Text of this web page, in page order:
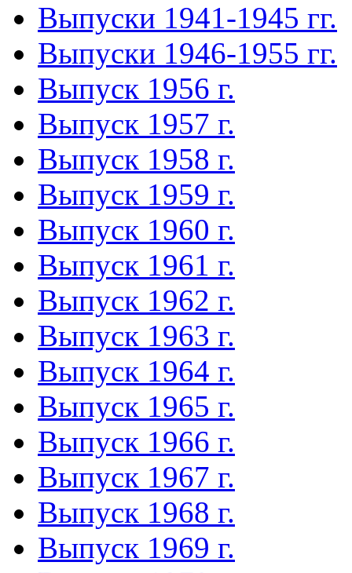
Выпуски 1941-1945 гг.
Выпуски 1946-1955 гг.
Выпуск 1956 г.
Выпуск 1957 г.
Выпуск 1958 г.
Выпуск 1959 г.
Выпуск 1960 г.
Выпуск 1961 г.
Выпуск 1962 г.
Выпуск 1963 г.
Выпуск 1964 г.
Выпуск 1965 г.
Выпуск 1966 г.
Выпуск 1967 г.
Выпуск 1968 г.
Выпуск 1969 г.